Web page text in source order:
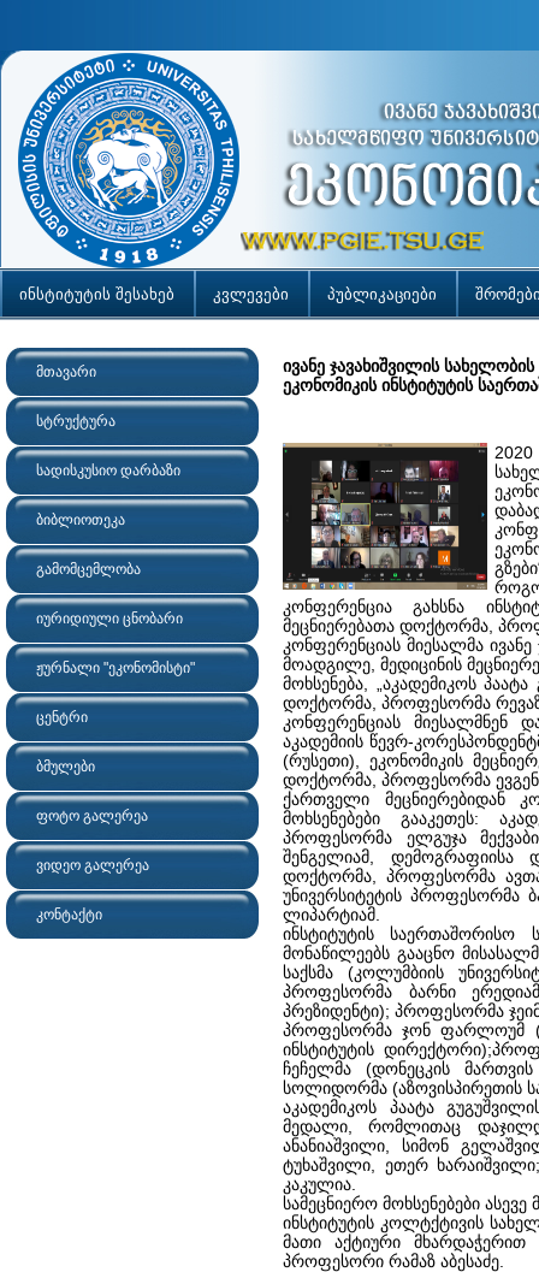
ინსტიტუტის შესახებ კვლევები პუბლიკაციები
მთავარი
სტრუქტურა
სადისკუსიო დარბაზი
ბიბლიოთეკა
გამომცემლობა
იურიდიული ცნობარი
ჟურნალი "ეკონომისტი"
ცენტრი
ბმულები
ფოტო გალერეა
ვიდეო გალერეა
კონტაქტი
ივანე ჯავახიშვილის
ეკონომიკის ინსტიტუტის
კონფერენცია გახსნა
მეცნიერებათა დოქტორმა,
კონფერენციას მიესალმა
მოადგილე, მედიცინის
მოხსენება, „აკადემიკოს
დოქტორმა, პროფესორმა
კონფერენციას მიესალმნენ
აკადემიის წევრ-
(რუსეთი), ეკონომიკის
დოქტორმა, პროფესორმა
ქართველი მეცნიერებიდან
მოხსენებები გააკეთეს:
პროფესორმა ელგუჯა
შენგელიამ, დემოგრაფიისა
დოქტორმა, პროფესორმა
უნივერსიტეტის პროფესორმა
ლიპარტიამ.
ინსტიტუტის საერთაშორისო
მონაწილეებს გააცნო
საქსმა (კოლუმბიის
პროფესორმა ბარნი
პრეზიდენტი); პროფესორმა
პროფესორმა ჯონ ფარლოუმ
ინსტიტუტის
ჩეჩელმა (დონეცკის
სოლიდორმა (აზოვისპირეთის
აკადემიკოს პაატა
მედალი, რომლითაც
ანანიაშვილი, სიმონ
ტუხაშვილი, ეთერ
კაკულია.
სამეცნიერო მოხსენებები
ინსტიტუტის კოლტქტივის
მათი აქტიური
პროფესორი რამაზ აბესაძე.